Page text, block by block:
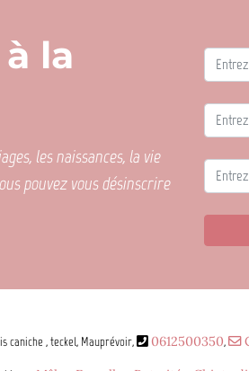
la
les naissances, la vie
pouvez vous désinscrire
caniche , teckel, Mauprévoir, 0612500350,